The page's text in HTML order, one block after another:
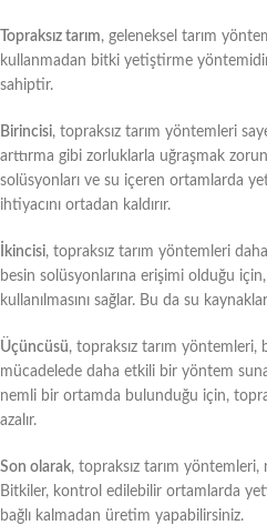
Topraksız tarım, geleneksel tarım
kullanmadan bitki yetiştirme
sahiptir.
Birincisi, topraksız tarım yöntemleri
arttırma gibi zorluklarla uğraşmak
solüsyonları ve su içeren ortamlarda
ihtiyacını ortadan kaldırır.
İkincisi, topraksız tarım yöntemleri
besin solüsyonlarına erişimi olduğu
kullanılmasını sağlar. Bu da su
Üçüncüsü, topraksız tarım yöntemleri,
mücadelede daha etkili bir yöntem
nemli bir ortamda bulunduğu için,
azalır.
Son olarak, topraksız tarım yöntemleri,
Bitkiler, kontrol edilebilir ortamlarda
bağlı kalmadan üretim yapabilirsiniz.